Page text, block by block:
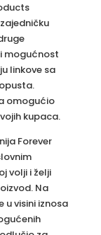
mogućnost
linkove sa
omogućio
kupaca.
Forever
volji i želji
Na
u visini iznosa